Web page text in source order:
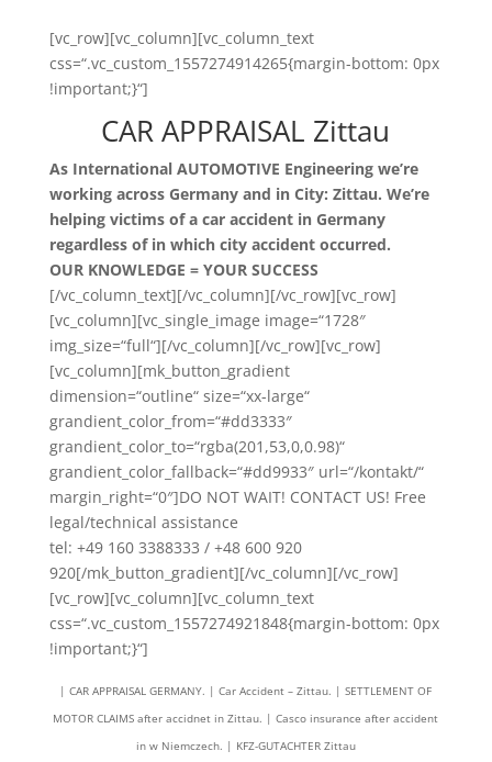
[vc_row][vc_column][vc_column_text
css=“.vc_custom_1557274914265{margin-bottom: 0px
!important;}“]
CAR APPRAISAL Zittau
As International AUTOMOTIVE Engineering we’re
working across Germany and in City: Zittau. We’re
helping victims of a car accident in Germany
regardless of in which city accident occurred.
OUR KNOWLEDGE = YOUR SUCCESS
[/vc_column_text][/vc_column][/vc_row][vc_row]
[vc_column][vc_single_image image=“1728″
img_size=“full“][/vc_column][/vc_row][vc_row]
[vc_column][mk_button_gradient
dimension=“outline“ size=“xx-large“
grandient_color_from=“#dd3333″
grandient_color_to=“rgba(201,53,0,0.98)“
grandient_color_fallback=“#dd9933″ url=“/kontakt/“
margin_right=“0″]DO NOT WAIT! CONTACT US! Free
legal/technical assistance
tel: +49 160 3388333 / +48 600 920
920[/mk_button_gradient][/vc_column][/vc_row]
[vc_row][vc_column][vc_column_text
css=“.vc_custom_1557274921848{margin-bottom: 0px
!important;}“]
| CAR APPRAISAL GERMANY. | Car Accident – Zittau. | SETTLEMENT OF
MOTOR CLAIMS after accidnet in Zittau. | Casco insurance after accident
in w Niemczech. | KFZ-GUTACHTER Zittau